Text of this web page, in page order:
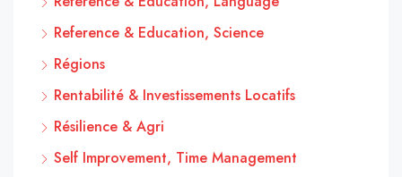
Reference & Education, Science
Régions
Rentabilité & Investissements Locatifs
Résilience & Agri
Self Improvement, Time Management